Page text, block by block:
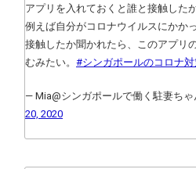
アプリを入れておくと誰と接触した
例えば自分がコロナウイルスにかか
接触したか聞かれたら、このアプリ
むみたい。 #シンガポールのコロナ
— Mia@シンガポールで働く駐妻ち
20, 2020